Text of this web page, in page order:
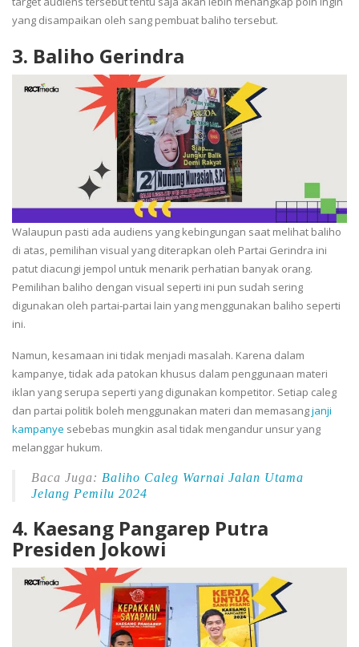
yang disampaikan oleh sang pembuat baliho tersebut.
3. Baliho Gerindra
Walaupun pasti ada audiens yang kebingungan saat melihat baliho
di atas, pemilihan visual yang diterapkan oleh Partai Gerindra ini
patut diacungi jempol untuk menarik perhatian banyak orang.
Pemilihan baliho dengan visual seperti ini pun sudah sering
digunakan oleh partai-partai lain yang menggunakan baliho seperti
ini.
Namun, kesamaan ini tidak menjadi masalah. Karena dalam
kampanye, tidak ada patokan khusus dalam penggunaan materi
iklan yang serupa seperti yang digunakan kompetitor. Setiap caleg
dan partai politik boleh menggunakan materi dan memasangjanji
kampanye sebebas mungkin asal tidak mengandur unsur yang
melanggar hukum.
Baca Juga: Baliho Caleg Warnai Jalan Utama
Jelang Pemilu 2024
4. Kaesang Pangarep Putra
Presiden Jokowi